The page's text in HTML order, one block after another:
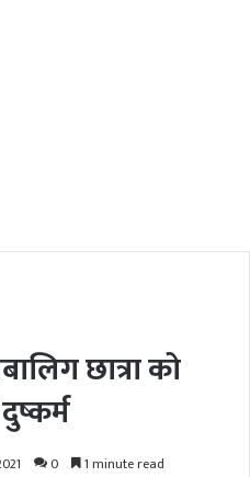
छात्रा को
0 1 minute read